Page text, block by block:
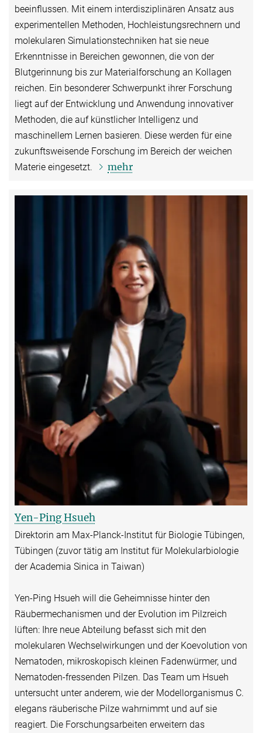
beeinflussen. Mit einem interdisziplinären Ansatz aus
experimentellen Methoden, Hochleistungsrechnern und
molekularen Simulationstechniken hat sie neue
Erkenntnisse in Bereichen gewonnen, die von der
Blutgerinnung bis zur Materialforschung an Kollagen
reichen. Ein besonderer Schwerpunkt ihrer Forschung
liegt auf der Entwicklung und Anwendung innovativer
Methoden, die auf künstlicher Intelligenz und
maschinellem Lernen basieren. Diese werden für eine
zukunftsweisende Forschung im Bereich der weichen
Materie eingesetzt.
mehr
Yen-Ping Hsueh
Direktorin am Max-Planck-Institut für Biologie Tübingen,
Tübingen (zuvor tätig am Institut für Molekularbiologie
der Academia Sinica in Taiwan)
Yen-Ping Hsueh will die Geheimnisse hinter den
Räubermechanismen und der Evolution im Pilzreich
lüften: Ihre neue Abteilung befasst sich mit den
molekularen Wechselwirkungen und der Koevolution von
Nematoden, mikroskopisch kleinen Fadenwürmer, und
Nematoden-fressenden Pilzen. Das Team um Hsueh
untersucht unter anderem, wie der Modellorganismus C.
elegans räuberische Pilze wahrnimmt und auf sie
reagiert. Die Forschungsarbeiten erweitern das